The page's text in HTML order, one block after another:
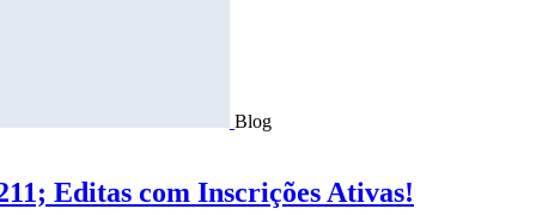
Blog
Editas com Inscrições Ativas!